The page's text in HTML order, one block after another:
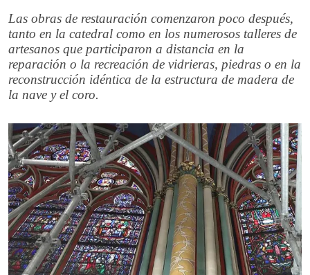
Las obras de restauración comenzaron poco después,
tanto en la catedral como en los numerosos talleres de
artesanos que participaron a distancia en la
reparación o la recreación de vidrieras, piedras o en la
reconstrucción idéntica de la estructura de madera de
la nave y el coro.